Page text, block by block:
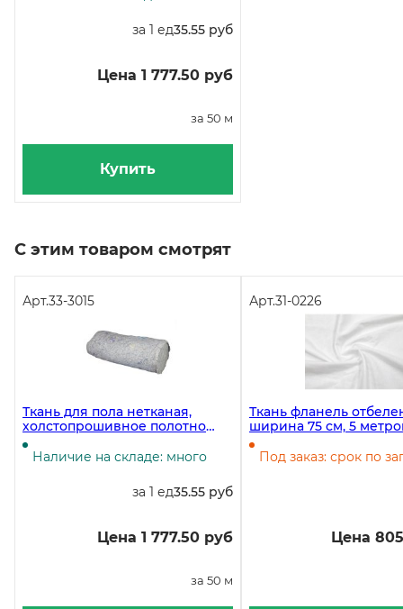
за 1 ед35.55 руб
Цена 1 777.50 руб
за 50 м
Купить
С этим товаром смотрят
Арт.33-3015
Ткань для пола нетканая,
холстопрошивное полотно
серое, плотность 200 г/м2,
ширина 80 см, 50 м в рулоне
Наличие на складе: много
за 1 ед35.55 руб
Цена 1 777.50 руб
за 50 м
Арт.31-0226
Ткань фланель
ширина 75 см, 5
упаковке
Под заказ: срок по
Цена